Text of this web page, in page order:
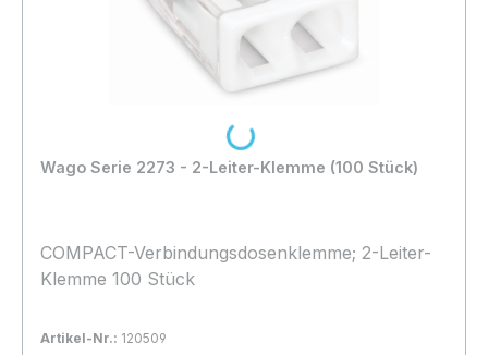
Wago Serie 2273 - 2-Leiter-Klemme (100 Stück)
COMPACT-Verbindungsdosenklemme; 2-Leiter-
Klemme 100 Stück
Artikel-Nr.: 120509
Loading...